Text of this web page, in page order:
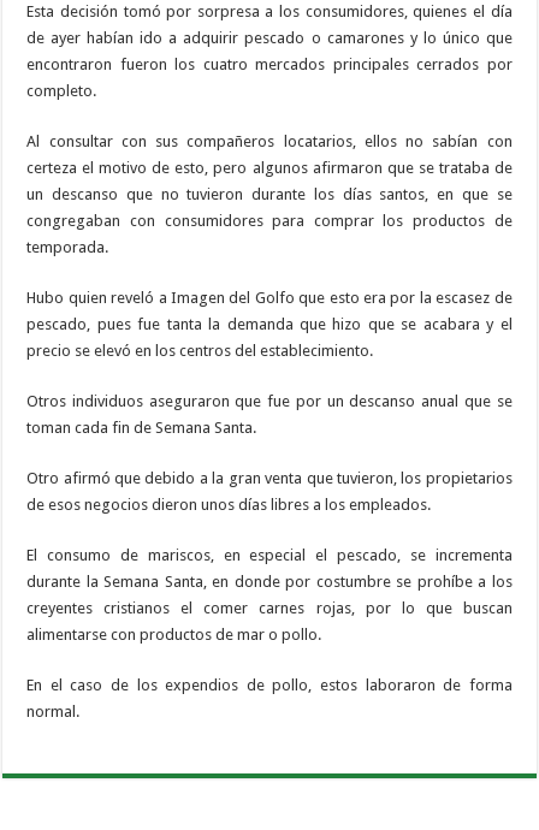
Esta decisión tomó por sorpresa a los consumidores, quienes el día
de ayer habían ido a adquirir pescado o camarones y lo único que
encontraron fueron los cuatro mercados principales cerrados por
completo.
Al consultar con sus compañeros locatarios, ellos no sabían con
certeza el motivo de esto, pero algunos afirmaron que se trataba de
un descanso que no tuvieron durante los días santos, en que se
congregaban con consumidores para comprar los productos de
temporada.
Hubo quien reveló a Imagen del Golfo que esto era por la escasez de
pescado, pues fue tanta la demanda que hizo que se acabara y el
precio se elevó en los centros del establecimiento.
Otros individuos aseguraron que fue por un descanso anual que se
toman cada fin de Semana Santa.
Otro afirmó que debido a la gran venta que tuvieron, los propietarios
de esos negocios dieron unos días libres a los empleados.
El consumo de mariscos, en especial el pescado, se incrementa
durante la Semana Santa, en donde por costumbre se prohíbe a los
creyentes cristianos el comer carnes rojas, por lo que buscan
alimentarse con productos de mar o pollo.
En el caso de los expendios de pollo, estos laboraron de forma
normal.